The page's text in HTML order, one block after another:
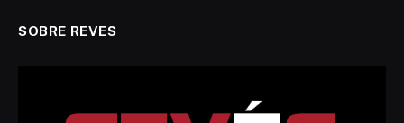
SOBRE REVES